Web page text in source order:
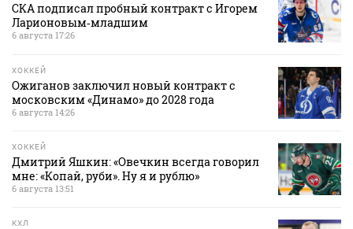
СКА подписал пробный контракт с Игорем
Ларионовым‑младшим
6 августа 17:26
ХОККЕЙ
Ожиганов заключил новый контракт с
московским «Динамо» до 2028 года
6 августа 14:26
ХОККЕЙ
Дмитрий Яшкин: «Овечкин всегда говорил
мне: «Копай, руби». Ну я и рублю»
6 августа 13:51
КХЛ